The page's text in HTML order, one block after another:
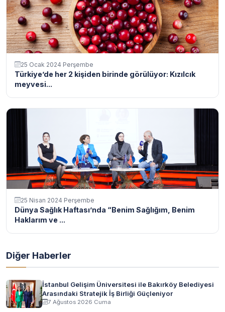
25 Ocak 2024 Perşembe
Türkiye’de her 2 kişiden birinde görülüyor: Kızılcık
meyvesi...
25 Nisan 2024 Perşembe
Dünya Sağlık Haftası’nda “Benim Sağlığım, Benim
Haklarım ve ...
Diğer Haberler
İstanbul Gelişim Üniversitesi ile Bakırköy Belediyesi
Arasındaki Stratejik İş Birliği Güçleniyor
7 Ağustos 2026 Cuma